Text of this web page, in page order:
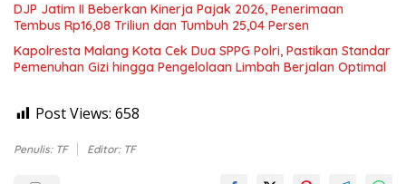
DJP Jatim II Beberkan Kinerja Pajak 2026, Penerimaan
Tembus Rp16,08 Triliun dan Tumbuh 25,04 Persen
Kapolresta Malang Kota Cek Dua SPPG Polri, Pastikan Standar
Pemenuhan Gizi hingga Pengelolaan Limbah Berjalan Optimal
Post Views: 658
Penulis: TF Editor: TF